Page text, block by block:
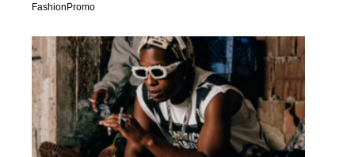
FashionPromo